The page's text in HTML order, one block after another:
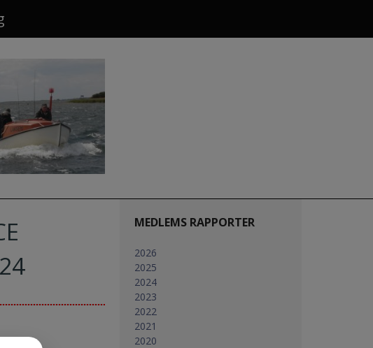
MEDLEMS RAPPORTER
2026
2025
2024
2023
2022
2021
2020